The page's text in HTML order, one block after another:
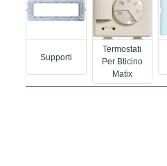
Supporti
Termostati
Per Bticino
Matix